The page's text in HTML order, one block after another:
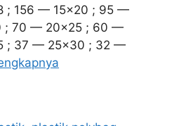
; 156 — 15×20 ; 95 —
; 70 — 20×25 ; 60 —
; 37 — 25×30 ; 32 —